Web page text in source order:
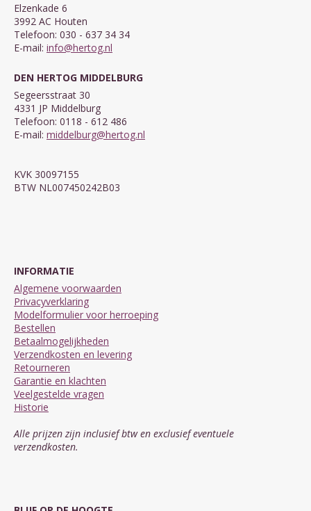
Elzenkade 6
3992 AC Houten
Telefoon: 030 - 637 34 34
E-mail: info@hertog.nl
DEN HERTOG MIDDELBURG
Segeersstraat 30
4331 JP Middelburg
Telefoon: 0118 - 612 486
E-mail: middelburg@hertog.nl
KVK 30097155
BTW NL007450242B03
INFORMATIE
Algemene voorwaarden
Privacyverklaring
Modelformulier voor herroeping
Bestellen
Betaalmogelijkheden
Verzendkosten en levering
Retourneren
Garantie en klachten
Veelgestelde vragen
Historie
Alle prijzen zijn inclusief btw en exclusief eventuele
verzendkosten.